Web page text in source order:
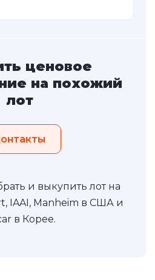
ценовое
на похожий
лот
и выкупить лот на
IAAI, Manheim в США и
в Корее.